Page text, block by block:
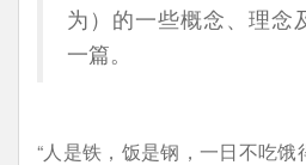
为）的一些概念、理念
一篇。
“人是铁，饭是钢，一日不吃饿